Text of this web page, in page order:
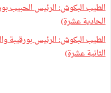
الطيب البكوش: الرئيس الحبيب
الحادية عشرة)
الطيب البكوش: الرئيس بورقيبة
الثانية عشرة)